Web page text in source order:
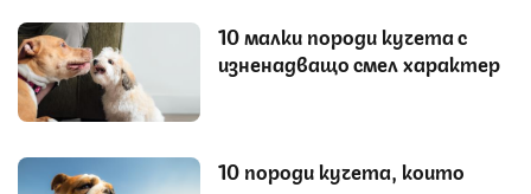
10 малки породи кучета с
изненадващо смел характер
10 породи кучета, които